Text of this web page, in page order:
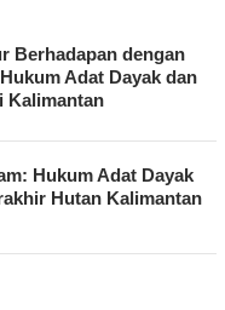
Berhadapan dengan
Adat Dayak dan
Kalimantan
Hukum Adat Dayak
Hutan Kalimantan